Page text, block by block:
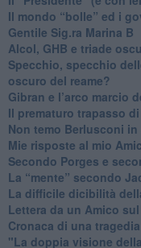
​Il mondo “bolle” ed i
​Gentile Sig.ra Marina B
​Alcol, GHB e triade
​Specchio, specchio
oscuro del reame?
​Gibran e l’arco marcio
​Il prematuro trapasso di
​Non temo Berlusconi
​Mie risposte al mio
​Secondo Porges e
​La “mente” secondo
La difficile dicibilità
​Lettera da un Amico
​Cronaca di una
"​La doppia visione